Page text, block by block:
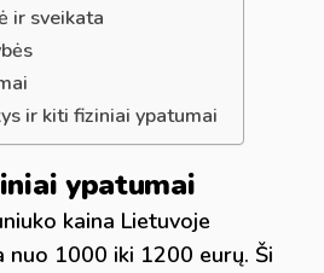
ir sveikata
ir kiti fiziniai ypatumai
ypatumai
kaina Lietuvoje
nuo 1000 iki 1200 eurų. Ši